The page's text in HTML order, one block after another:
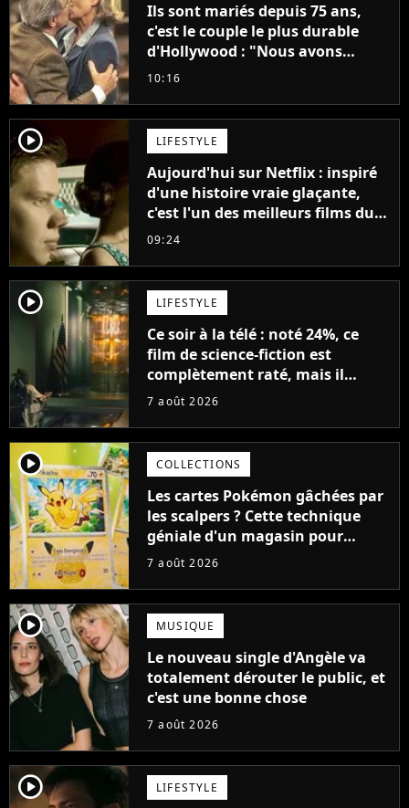
Ils sont mariés depuis 75 ans,
c'est le couple le plus durable
d'Hollywood : "Nous avons
avancé jour après jour, et les
décennies"
10:16
player2 LIFESTYLE
Aujourd'hui sur Netflix : inspiré
d'une histoire vraie glaçante,
c'est l'un des meilleurs films du
21ème siècle
09:24
player2 LIFESTYLE
Ce soir à la télé : noté 24%, ce
film de science-fiction est
complètement raté, mais il
aurait pu être encore pire à
7 août 2026
player2 COLLECTIONS
Les cartes Pokémon gâchées par
les scalpers ? Cette technique
géniale d'un magasin pour
ruiner les revendeurs
7 août 2026
player2 MUSIQUE
Le nouveau single d'Angèle va
totalement dérouter le public, et
c'est une bonne chose
7 août 2026
player2 LIFESTYLE